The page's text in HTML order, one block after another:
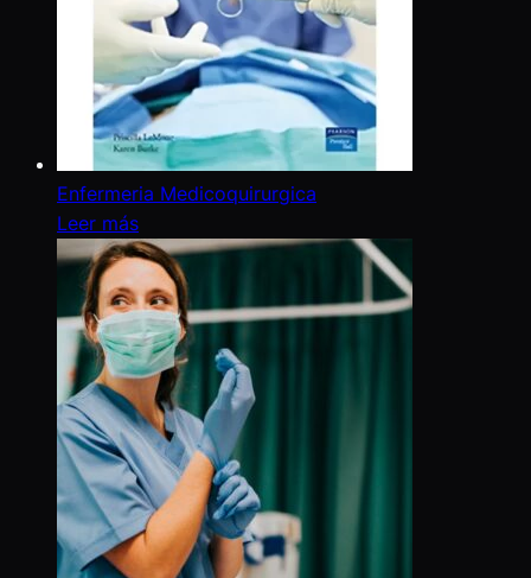
Enfermeria Medicoquirurgica
Leer más